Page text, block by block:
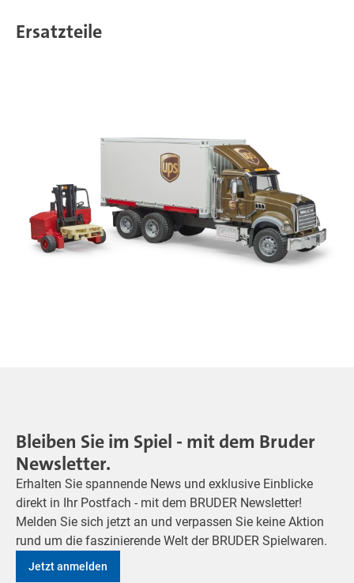
Ersatzteile
Bleiben Sie im Spiel - mit dem Bruder
Newsletter.
Erhalten Sie spannende News und exklusive Einblicke
direkt in Ihr Postfach - mit dem BRUDER Newsletter!
Melden Sie sich jetzt an und verpassen Sie keine Aktion
rund um die faszinierende Welt der BRUDER Spielwaren.
Jetzt anmelden